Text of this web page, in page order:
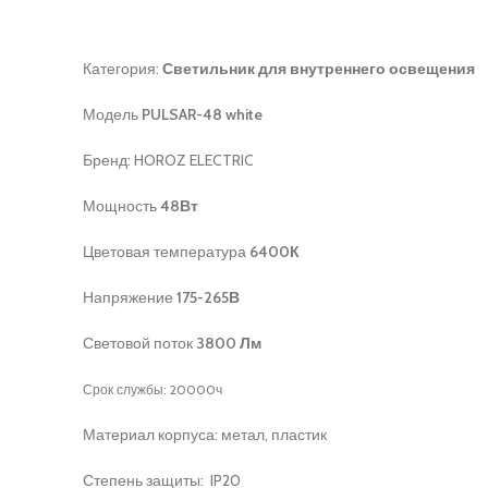
Категория: Светильник для внутреннего освещения
Модель PULSAR-48 white
Бренд: HOROZ ELECTRIC
Мощность48Вт
Цветовая температура 6400К
Напряжение 175-265В
Световой поток 3800 Лм
Срок службы: 20000ч
Материал корпуса: метал, пластик
Степень защиты: IP20